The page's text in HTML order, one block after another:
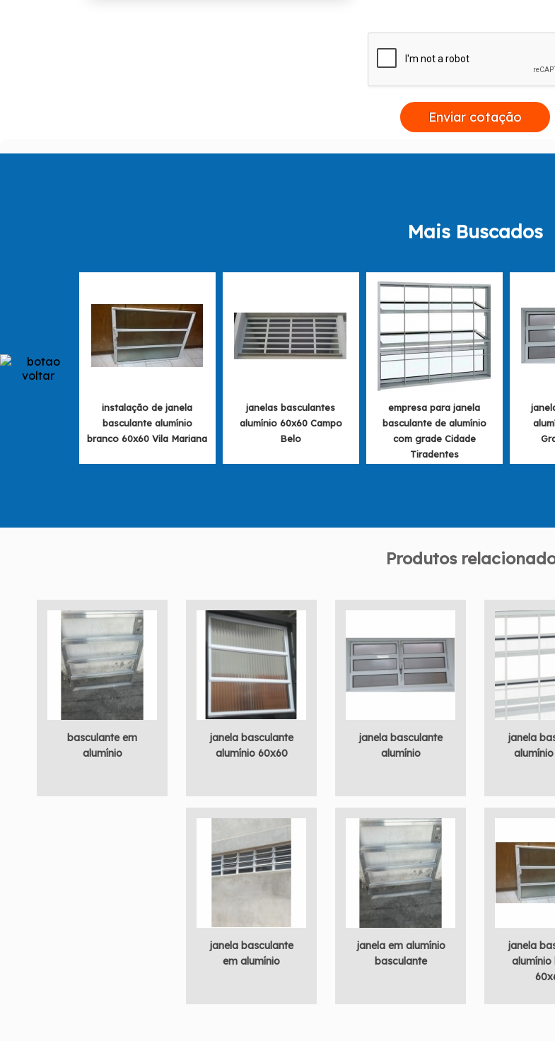
Transparência.
Enviar cotação
Mais Buscados
instalação de janela
basculante alumínio
branco 60x60 Vila Mariana
janelas basculantes
alumínio 60x60 Campo
Belo
empresa para janela
basculante de alumínio
com grade Cidade
Tiradentes
Produtos
basculante em
alumínio
janela basculante
alumínio 60x60
janela basculante
alumínio
janela
janela basculante
em alumínio
janela em alumínio
basculante
janela
alumínio